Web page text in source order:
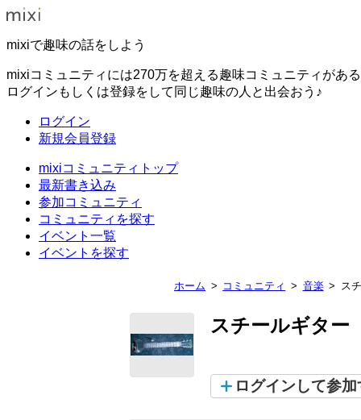
mixiで趣味の話をしよう
mixiコミュニティには270万を超える趣味コミュニティがあ
ログインもしくは登録をして同じ趣味の人と出会おう♪
ログイン
新規会員登録
mixiコミュニティトップ
最新書き込み
参加コミュニティ
コミュニティを探す
イベント一覧
イベントを探す
ホーム コミュニティ 音楽 ス
スチールギター
ログインして参加